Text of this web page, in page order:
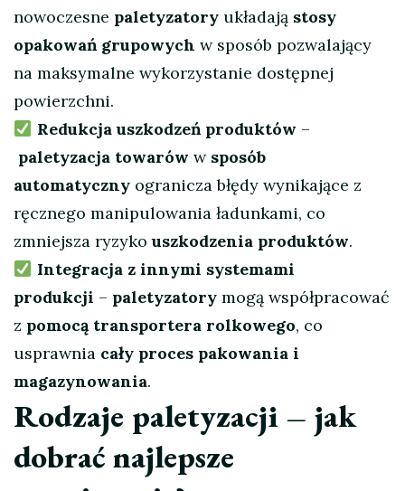
nowoczesne paletyzatory układają stosy
opakowań grupowych w sposób pozwalający
na maksymalne wykorzystanie dostępnej
powierzchni.
Redukcja uszkodzeń produktów –
paletyzacja towarów w sposób
automatyczny ogranicza błędy wynikające z
ręcznego manipulowania ładunkami, co
zmniejsza ryzykouszkodzenia produktów.
Integracja z innymi systemami
produkcji – paletyzatory mogą współpracować
z pomocą transportera rolkowego, co
usprawnia cały proces pakowania i
magazynowania.
Rodzaje paletyzacji – jak
dobrać najlepsze